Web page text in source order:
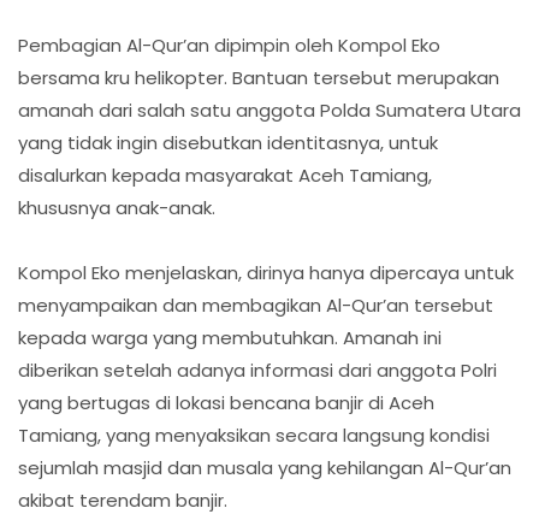
Pembagian Al-Qur’an dipimpin oleh Kompol Eko
bersama kru helikopter. Bantuan tersebut merupakan
amanah dari salah satu anggota Polda Sumatera Utara
yang tidak ingin disebutkan identitasnya, untuk
disalurkan kepada masyarakat Aceh Tamiang,
khususnya anak-anak.
Kompol Eko menjelaskan, dirinya hanya dipercaya untuk
menyampaikan dan membagikan Al-Qur’an tersebut
kepada warga yang membutuhkan. Amanah ini
diberikan setelah adanya informasi dari anggota Polri
yang bertugas di lokasi bencana banjir di Aceh
Tamiang, yang menyaksikan secara langsung kondisi
sejumlah masjid dan musala yang kehilangan Al-Qur’an
akibat terendam banjir.